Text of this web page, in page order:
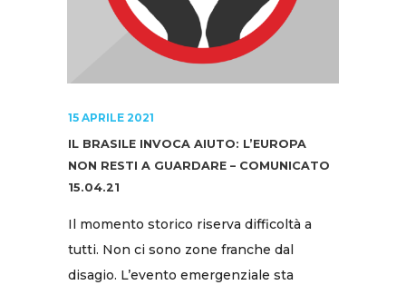
15 APRILE 2021
IL BRASILE INVOCA AIUTO: L’EUROPA
NON RESTI A GUARDARE – COMUNICATO
15.04.21
Il momento storico riserva difficoltà a
tutti. Non ci sono zone franche dal
disagio. L’evento emergenziale sta